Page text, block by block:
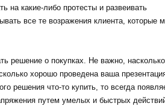
на какие-либо протесты и развеивать
все те возражения клиента, которые
решение о покупках. Не важно, насколько
хорошо проведена ваша
решения что-то купить, то всегда
путем умелых и быстрых